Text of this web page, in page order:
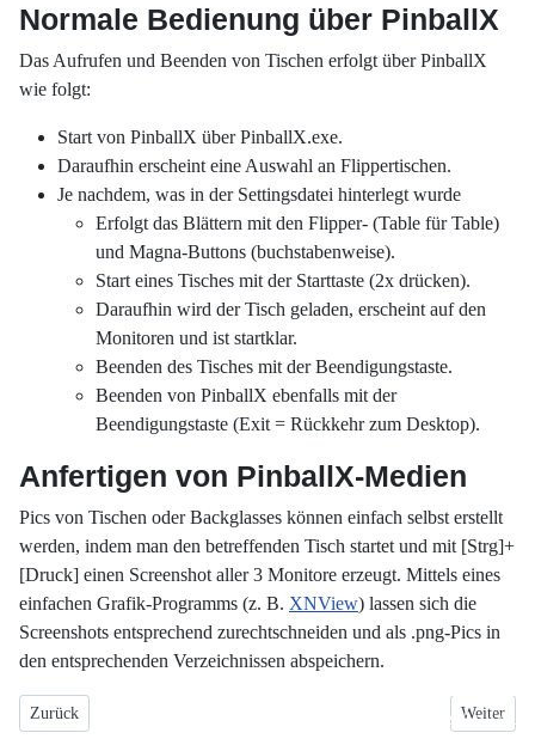
Normale Bedienung über PinballX
Das Aufrufen und Beenden von Tischen erfolgt über PinballX
wie folgt:
Start von PinballX über PinballX.exe.
Daraufhin erscheint eine Auswahl an Flippertischen.
Je nachdem, was in der Settingsdatei hinterlegt wurde
Erfolgt das Blättern mit den Flipper- (Table für Table)
und Magna-Buttons (buchstabenweise).
Start eines Tisches mit der Starttaste (2x drücken).
Daraufhin wird der Tisch geladen, erscheint auf den
Monitoren und ist startklar.
Beenden des Tisches mit der Beendigungstaste.
Beenden von PinballX ebenfalls mit der
Beendigungstaste (Exit = Rückkehr zum Desktop).
Anfertigen von PinballX-Medien
Pics von Tischen oder Backglasses können einfach selbst erstellt
werden, indem man den betreffenden Tisch startet und mit [Strg]+
[Druck] einen Screenshot aller 3 Monitore erzeugt. Mittels eines
einfachen Grafik-Programms (z. B. XNView) lassen sich die
Screenshots entsprechend zurechtschneiden und als .png-Pics in
den entsprechenden Verzeichnissen abspeichern.
Verzeichnis An / Aus
Vorheriger Beitrag: VPX-Tische
Zurück Nächster
Weiter